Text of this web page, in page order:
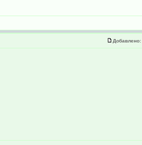
Добавлено: